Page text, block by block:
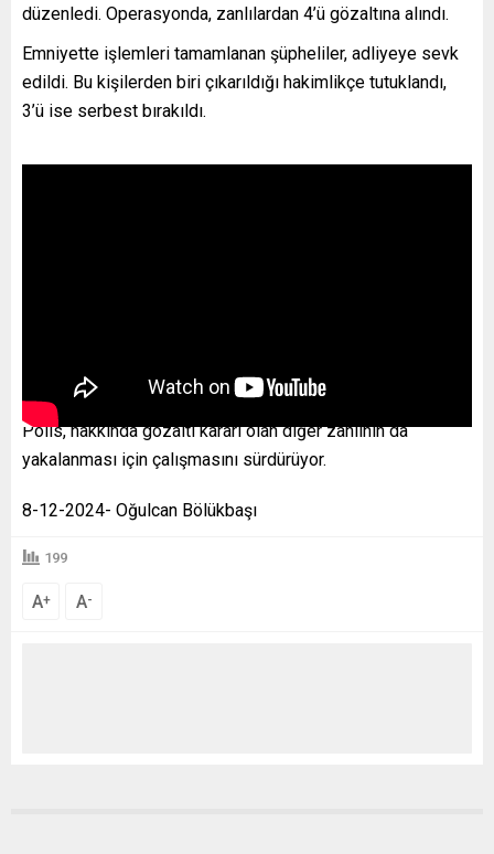
düzenledi. Operasyonda, zanlılardan 4’ü gözaltına alındı.
Emniyette işlemleri tamamlanan şüpheliler, adliyeye sevk
edildi. Bu kişilerden biri çıkarıldığı hakimlikçe tutuklandı,
3’ü ise serbest bırakıldı.
Polis, hakkında gözaltı kararı olan diğer zanlının da
yakalanması için çalışmasını sürdürüyor.
8-12-2024- Oğulcan Bölükbaşı
199
A+ A-